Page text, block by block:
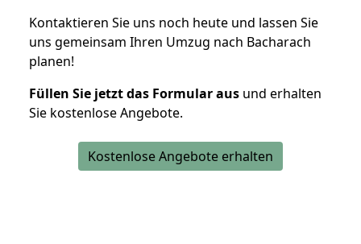
Kontaktieren Sie uns noch heute und lassen Sie
uns gemeinsam Ihren Umzug nach Bacharach
planen!
Füllen Sie jetzt das Formular aus und erhalten
Sie kostenlose Angebote.
Kostenlose Angebote erhalten